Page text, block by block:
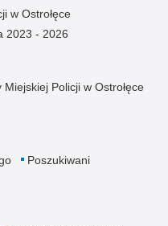
w Ostrołęce
2023 - 2026
Miejskiej Policji w Ostrołęce
Poszukiwani